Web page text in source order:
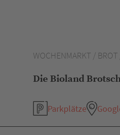
WOCHENMARKT / BROT
Die Bioland
Parkplätze